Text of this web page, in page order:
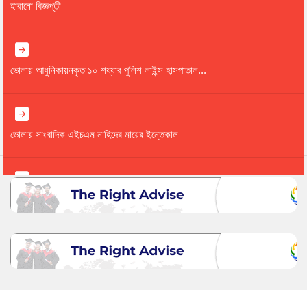
হারানো বিজ্ঞপ্তী
ভোলায় আধুনিকায়নকৃত ১০ শয্যার পুলিশ লাইন্স হাসপাতাল...
ভোলায় সাংবাদিক এইচএম নাহিদের মায়ের ইন্তেকাল
ভোলার পূর্ব ইলিশা ইউনিয়নে যৌতুক লোভী স্বামী মোকসে...
ভোলায় গৃহবধূ কারিমার রহস্যজনক মৃত্যু, সুষ্ঠু তদন্ত...